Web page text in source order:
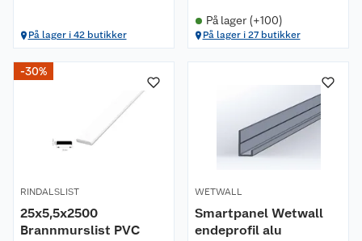
På lager i 42 butikker
På lager (+100)
På lager i 27 butikker
-30%
RINDALSLIST
25x5,5x2500
Brannmurslist PVC
WETWALL
Smartpanel Wetwall
endeprofil alu